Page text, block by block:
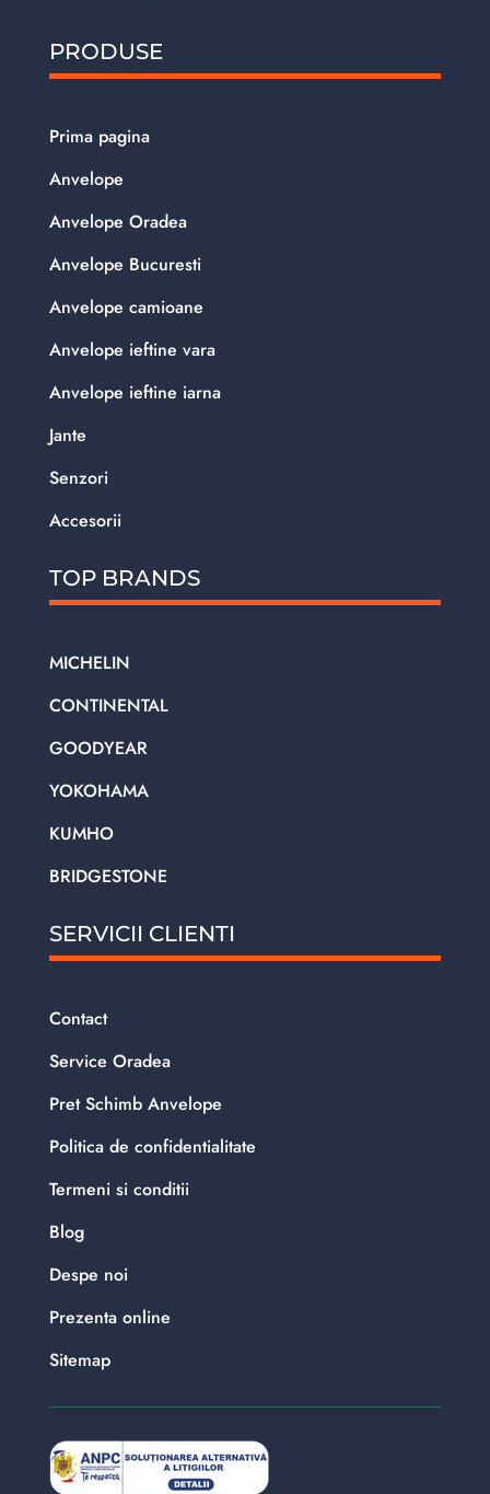
PRODUSE
Prima pagina
Anvelope
Anvelope Oradea
Anvelope Bucuresti
Anvelope camioane
Anvelope ieftine vara
Anvelope ieftine iarna
Jante
Senzori
Accesorii
TOP BRANDS
MICHELIN
CONTINENTAL
GOODYEAR
YOKOHAMA
KUMHO
BRIDGESTONE
SERVICII CLIENTI
Contact
Service Oradea
Pret Schimb Anvelope
Politica de confidentialitate
Termeni si conditii
Blog
Despe noi
Prezenta online
Sitemap